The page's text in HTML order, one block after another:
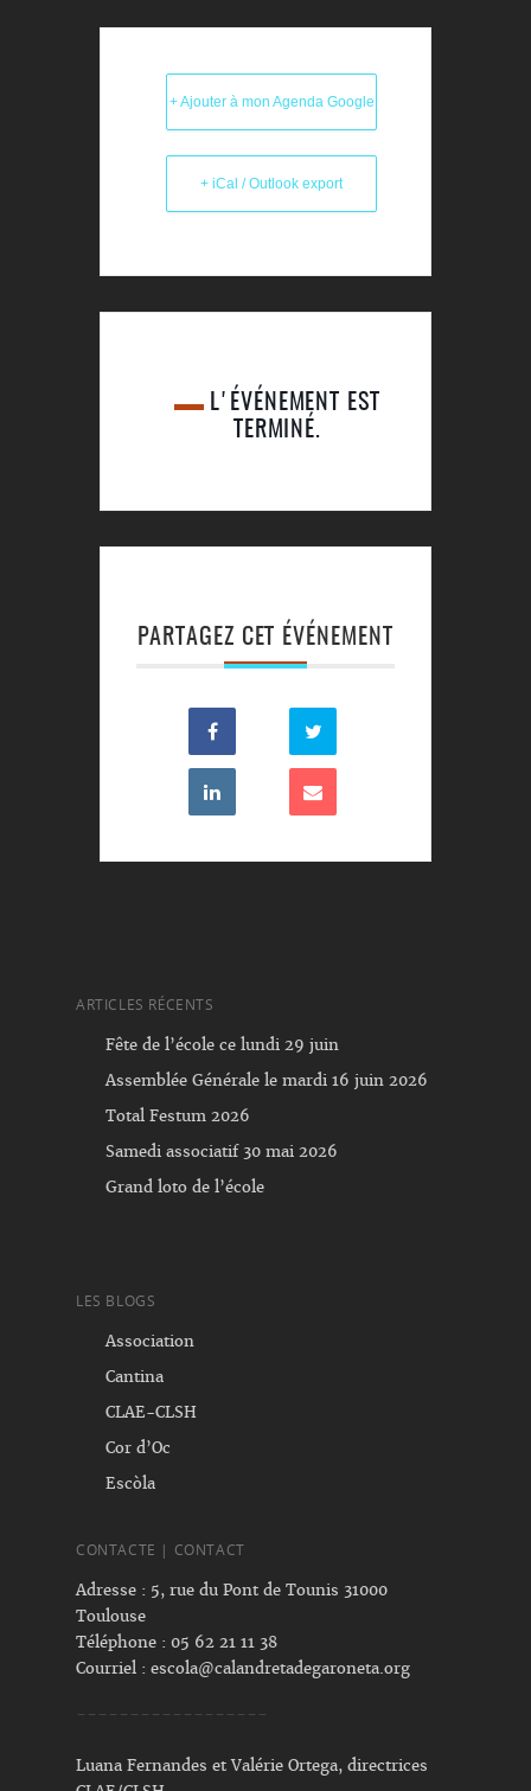
+ Ajouter à mon Agenda Google
+ iCal / Outlook export
L'ÉVÉNEMENT EST
TERMINÉ.
PARTAGEZ CET ÉVÉNEMENT
ARTICLES RÉCENTS
Fête de l’école ce lundi 29 juin
Assemblée Générale le mardi 16 juin 2026
Total Festum 2026
Samedi associatif 30 mai 2026
Grand loto de l’école
LES BLOGS
Association
Cantina
CLAE-CLSH
Cor d’Oc
Escòla
CONTACTE | CONTACT
Adresse : 5, rue du Pont de Tounis 31000
Toulouse
Téléphone : 05 62 21 11 38
Courriel : escola@calandretadegaroneta.org
------------------
Luana Fernandes et Valérie Ortega, directrices